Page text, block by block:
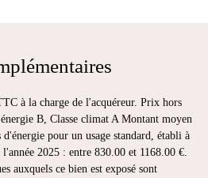
à la charge de l'acquéreur. Prix hors
B, Classe climat A Montant moyen
d'énergie pour un usage standard, établi à
2025 : entre 830.00 et 1168.00 €.
auxquels ce bien est exposé sont